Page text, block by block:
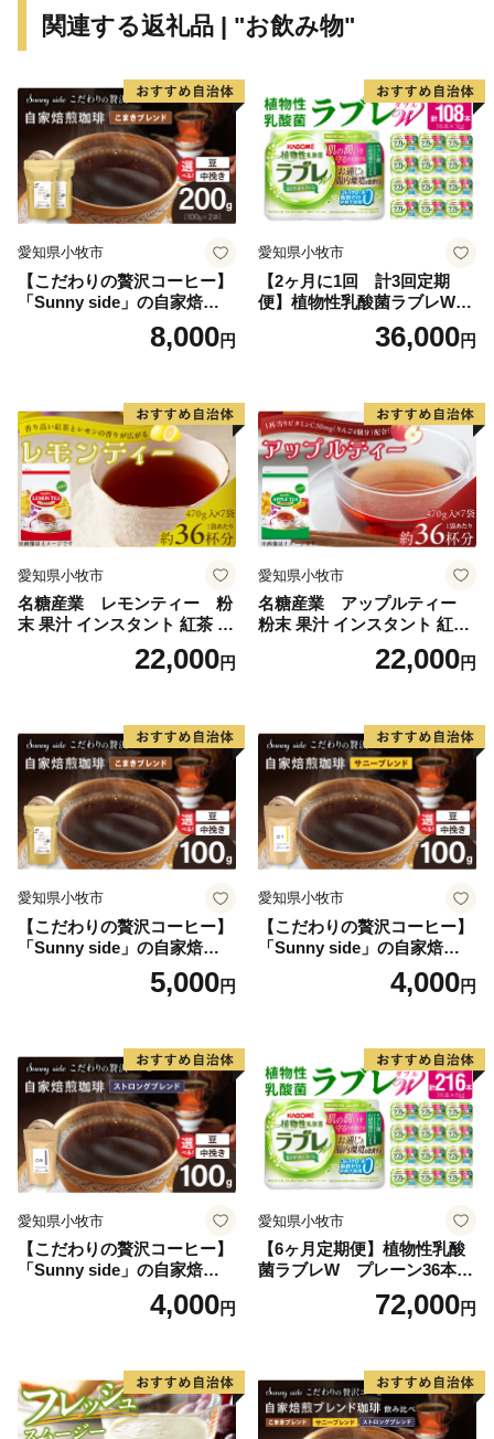
関連する返礼品 | "お飲み物"
愛知県小牧市
【こだわりの贅沢コーヒー】
「Sunny side」の自家焙煎珈
琲こまきブレンド（200g）
8,000円
愛知県小牧市
【2ヶ月に1回 計3回定期
便】植物性乳酸菌ラブレW
プレーン36本（計108本）
36,000円
愛知県小牧市
名糖産業 レモンティー 粉
末 果汁 インスタント 紅茶 ビ
タミンC 袋 ロングセラー 粉
末飲料 粉末茶 簡単 手軽 ホッ
22,000円
愛知県小牧市
名糖産業 アップルティー
粉末 果汁 インスタント 紅茶
ティー ビタミンC 袋 ロング
セラー 粉末飲料 粉末茶 簡単
22,000円
愛知県小牧市
【こだわりの贅沢コーヒー】
「Sunny side」の自家焙煎珈
琲こまきブレンド（100g）
5,000円
愛知県小牧市
【こだわりの贅沢コーヒー】
「Sunny side」の自家焙煎珈
琲サニーブレンド（100g）
4,000円
愛知県小牧市
【こだわりの贅沢コーヒー】
「Sunny side」の自家焙煎珈
琲ストロングブレンド（100
4,000円
愛知県小牧市
【6ヶ月定期便】植物性乳酸
菌ラブレW プレーン36本
72,000円